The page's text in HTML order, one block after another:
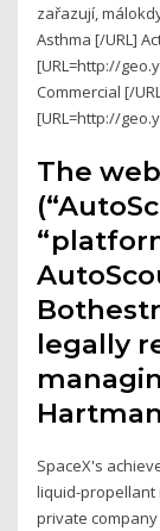
zařazují,
Asthma [/URL]
[URL=http://
Commercial [/
[URL=http://
The
legally
SpaceX's
liquid-propellant
private